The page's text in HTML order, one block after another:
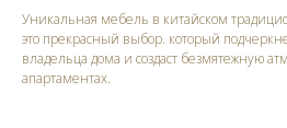
Уникальная мебель в китайском
это прекрасный выбор. который
владельца дома и создаст безмятежную
апартаментах.